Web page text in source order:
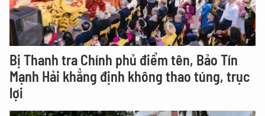
Bị Thanh tra Chính phủ điểm tên, Bảo Tín
Mạnh Hải khẳng định không thao túng, trục
lợi